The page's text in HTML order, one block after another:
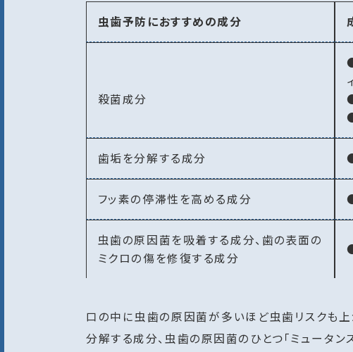
虫歯予防におすすめの成分
殺菌成分
歯垢を分解する成分
フッ素の停滞性を高める成分
虫歯の原因菌を吸着する成分、歯の表面の
ミクロの傷を修復する成分
口の中に虫歯の原因菌が多いほど虫歯リスクも
分解する成分、虫歯の原因菌のひとつ「ミュータ